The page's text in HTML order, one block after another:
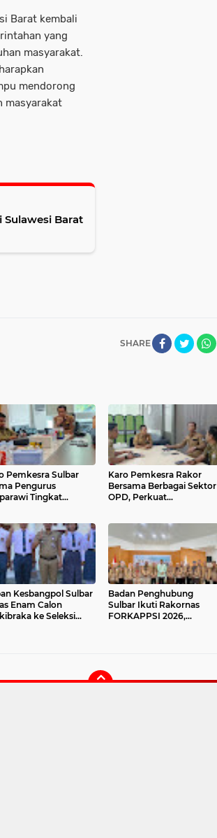
Barat kembali
yang
masyarakat.
mendorong
masyarakat
Sulawesi Barat
SHARE
Pemkesra Sulbar
Pengurus
Tingkat
Karo Pemkesra Rakor
Bersama Berbagai Sektor
OPD, Perkuat
Kesbangpol Sulbar
Enam Calon
ke Seleksi
Badan Penghubung
Sulbar Ikuti Rakornas
FORKAPPSI 2026,